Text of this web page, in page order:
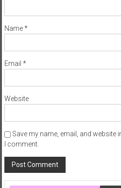
Name*
Email *
Website
Save my name, email, and website
I comment.